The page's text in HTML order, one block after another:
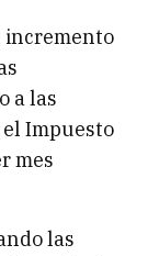
incremento
a las
el Impuesto
mes
las